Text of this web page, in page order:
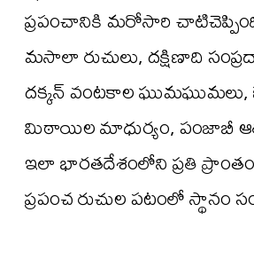
ప్రపంచానికి మరోసారి
మసాలా రుచులు, దక్షిణాది
దక్కన్ వంటకాల
మిఠాయిల మాధుర్యం, పంజాబీ
ఇలా భారతదేశంలోని ప్రతి
ప్రపంచ రుచుల పటంలో స్థానం